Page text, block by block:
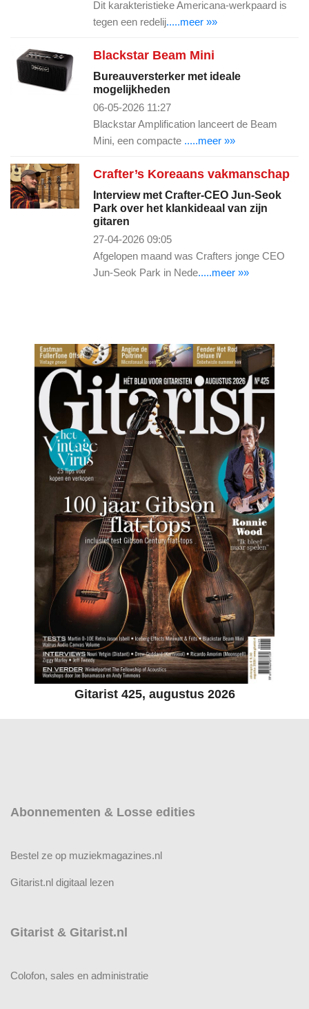
Dit karakteristieke Americana-werkpaard is
tegen een redelij.....meer »»
Blackstar Beam Mini
Bureauversterker met ideale
mogelijkheden
06-05-2026 11:27
Blackstar Amplification lanceert de Beam
Mini, een compacte .....meer »»
Crafter’s Koreaans vakmanschap
Interview met Crafter-CEO Jun-Seok
Park over het klankideaal van zijn
gitaren
27-04-2026 09:05
Afgelopen maand was Crafters jonge CEO
Jun-Seok Park in Nede.....meer »»
Gitarist 425, augustus 2026
Abonnementen & Losse edities
Bestel ze op muziekmagazines.nl
Gitarist.nl digitaal lezen
Gitarist & Gitarist.nl
Colofon, sales en administratie